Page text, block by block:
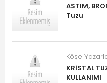
ASTIM,
Tuzu
Köşe
KRİSTAL
KULLANIMI